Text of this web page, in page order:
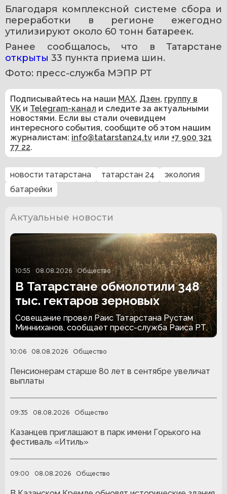
Благодаря комплексной системе сбора и
переработки в регионе ежегодно
утилизируют около 60 тонн батареек.
открыты 33 пункта приема шин.
Фото: пресс-служба МЭПР РТ
Подписывайтесь на наши MAX, Дзен, группу в
VK и Telegram-канал и следите за актуальными
новостями. Если вы стали очевидцем
интересного события, сообщите об этом нашим
журналистам: info@tatarstan24.tv или +7 900 321
77 22.
новости татарстана татарстан 24
экология
батарейки
Актуальные новости
10:55 08.08.2026 Общество
В Татарстане обмолотили 348
тыс. гектаров зерновых
Совещание провел Раис Татарстана Рустам
Минниханов, сообщает пресс-служба Раиса РТ.
10:06 08.08.2026 Общество
Пенсионерам старше 80 лет в сентябре увеличат
выплаты
09:35 08.08.2026 Общество
Казанцев приглашают в парк имени Горького на
фестиваль «Итиль»
09:00 08.08.2026 Общество